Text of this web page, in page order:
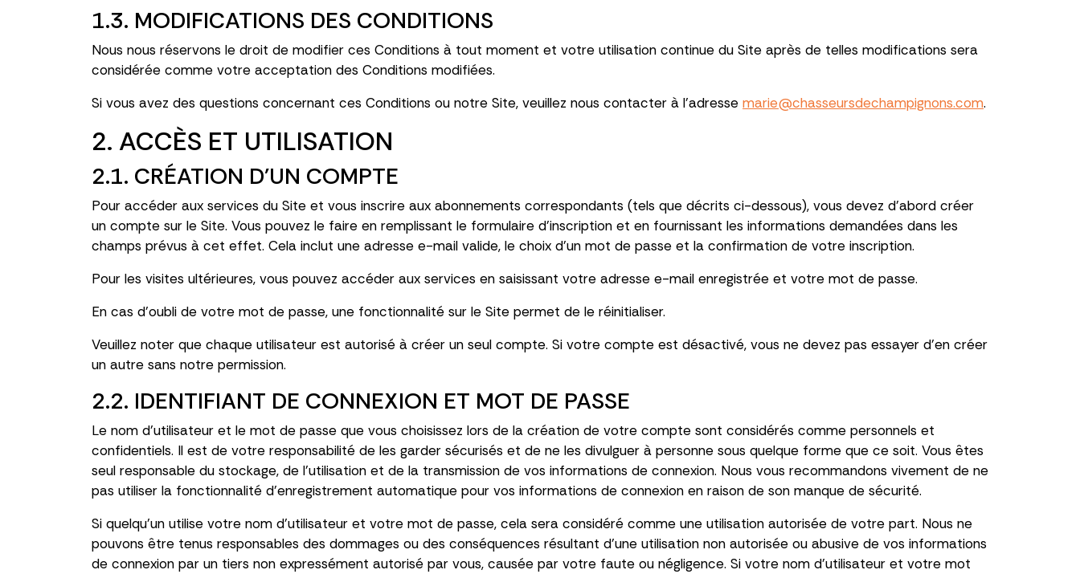
1.3. MODIFICATIONS DES CONDITIONS
Nous nous réservons le droit de modifier ces Conditions à tout moment et votre utilisation continue du Site après de telles modifications sera
considérée comme votre acceptation des Conditions modifiées.
Si vous avez des questions concernant ces Conditions ou notre Site, veuillez nous contacter à l'adresse marie@chasseursdechampignons.com.
2. ACCÈS ET UTILISATION
2.1. CRÉATION D'UN COMPTE
Pour accéder aux services du Site et vous inscrire aux abonnements correspondants (tels que décrits ci-dessous), vous devez d'abord créer
un compte sur le Site. Vous pouvez le faire en remplissant le formulaire d'inscription et en fournissant les informations demandées dans les
champs prévus à cet effet. Cela inclut une adresse e-mail valide, le choix d'un mot de passe et la confirmation de votre inscription.
Pour les visites ultérieures, vous pouvez accéder aux services en saisissant votre adresse e-mail enregistrée et votre mot de passe.
En cas d'oubli de votre mot de passe, une fonctionnalité sur le Site permet de le réinitialiser.
Veuillez noter que chaque utilisateur est autorisé à créer un seul compte. Si votre compte est désactivé, vous ne devez pas essayer d'en créer
un autre sans notre permission.
2.2. IDENTIFIANT DE CONNEXION ET MOT DE PASSE
Le nom d'utilisateur et le mot de passe que vous choisissez lors de la création de votre compte sont considérés comme personnels et
confidentiels. Il est de votre responsabilité de les garder sécurisés et de ne les divulguer à personne sous quelque forme que ce soit. Vous êtes
seul responsable du stockage, de l'utilisation et de la transmission de vos informations de connexion. Nous vous recommandons vivement de ne
pas utiliser la fonctionnalité d'enregistrement automatique pour vos informations de connexion en raison de son manque de sécurité.
Si quelqu'un utilise votre nom d'utilisateur et votre mot de passe, cela sera considéré comme une utilisation autorisée de votre part. Nous ne
pouvons être tenus responsables des dommages ou des conséquences résultant d'une utilisation non autorisée ou abusive de vos informations
de connexion par un tiers non expressément autorisé par vous, causée par votre faute ou négligence. Si votre nom d'utilisateur et votre mot